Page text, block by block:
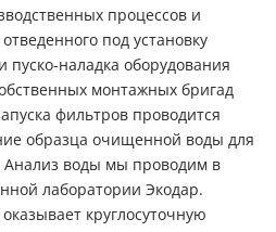
процессов и
под установку
пуско-наладка оборудования
монтажных бригад
фильтров проводится
образца очищенной воды для
Анализ воды мы проводим в
лаборатории Экодар.
круглосуточную